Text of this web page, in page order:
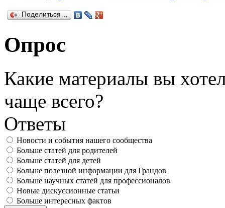
Поделиться…
Опрос
Какие материалы вы
чаще всего?
Ответы
Новости и события нашего сообщества
Больше статей для родителей
Больше статей для детей
Больше полезной информации для Грандов
Больше научных статей для профессионалов
Новые дискуссионные статьи
Больше интересных фактов